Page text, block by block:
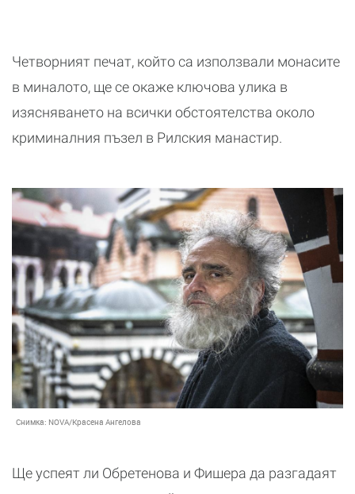
Четворният печат, който са използвали монасите
в миналото, ще се окаже ключова улика в
изясняването на всички обстоятелства около
криминалния пъзел в Рилския манастир.
Снимка: NOVA/Красена Ангелова
Ще успеят ли Обретенова и Фишера да разгадаят